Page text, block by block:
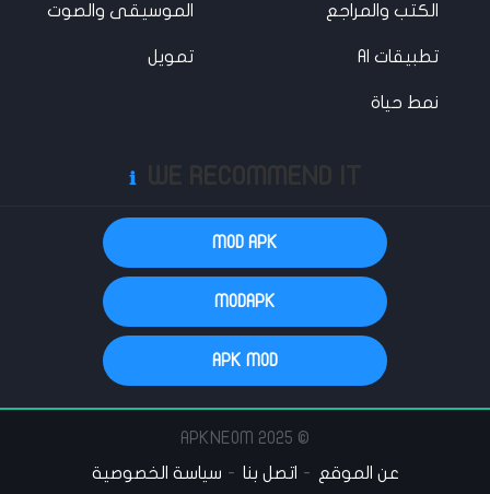
الكتب والمراجع الموسيقى والصوت
تطبيقات AI تمويل
نمط حياة
ℹ️
MOD APK
MODAPK
APK MOD
© 2025 APKNEOM
عن الموقع
اتصل بنا سياسة الخصوصية